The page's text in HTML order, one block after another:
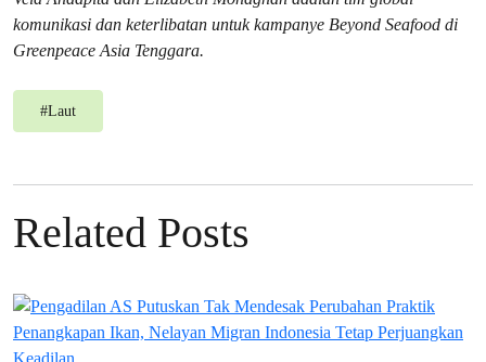
komunikasi dan keterlibatan untuk kampanye Beyond Seafood di
Greenpeace Asia Tenggara.
#Laut
Related Posts